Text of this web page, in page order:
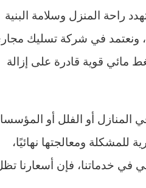
راحة المنزل وسلامة البنية
ونعتمد في شركة تسليك
قوية قادرة على إزالة
المنازل أو الفلل أو
ومعالجتها نهائيًا،
في خدماتنا، فإن أسعارنا